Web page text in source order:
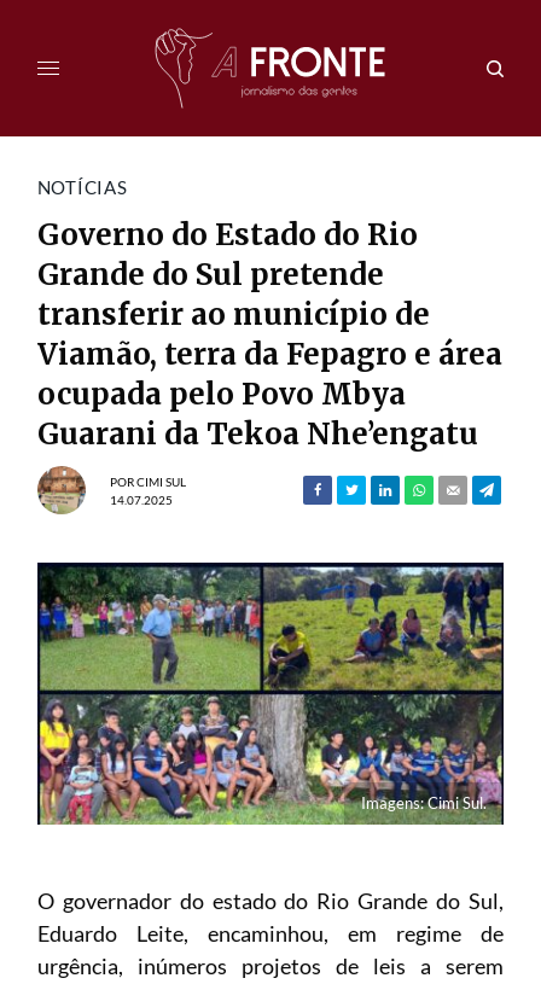
NOTÍCIAS
Governo do Estado do Rio
Grande do Sul pretende
transferir ao município de
Viamão, terra da Fepagro e área
ocupada pelo Povo Mbya
Guarani da Tekoa Nhe’engatu
PORCIMI SUL
14.07.2025
Imagens: Cimi Sul.
O governador do estado do Rio Grande do Sul,
Eduardo Leite, encaminhou, em regime de
urgência, inúmeros projetos de leis a serem